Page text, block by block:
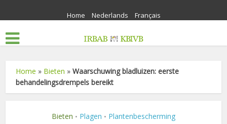
Home Nederlands Français
Home » Bieten »Waarschuwing bladluizen: eerste
behandelingsdrempels bereikt
Bieten • Plagen • Plantenbescherming